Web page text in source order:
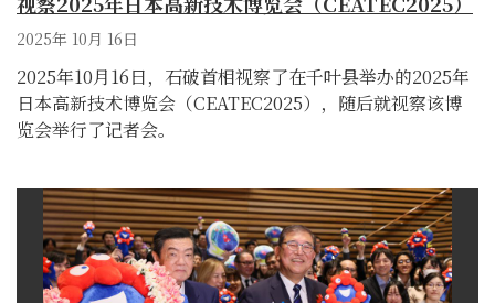
2025年 10月 16日
2025年10月16日，石破首相视察了在千叶县举办的2025年
日本高新技术博览会（CEATEC2025），随后就视察该博
览会举行了记者会。